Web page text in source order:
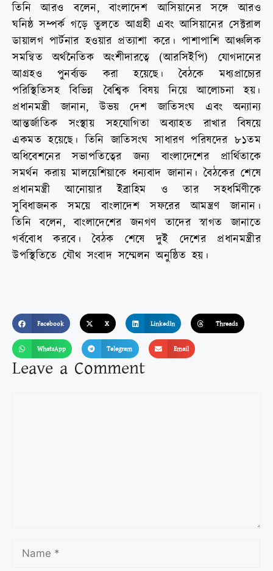
তিনি আরও বলেন, বাংলাদেশ আসিয়ানের সঙ্গে আরও
ঘনিষ্ঠ সম্পর্ক গড়ে তুলতে আগ্রহী এবং আসিয়ানের সেক্টরাল
ডায়ালগ পার্টনার হওয়ার প্রত্যাশা করে। পাশাপাশি আঞ্চলিক
সমন্বিত অর্থনৈতিক অংশীদারত্বে (আরসিইপি) যোগদানের
আগ্রহও পুনর্ব্যক্ত করা হয়েছে। বৈঠকে মধ্যপ্রাচ্যের
পরিস্থিতিসহ বিভিন্ন বৈশ্বিক বিষয় নিয়ে আলোচনা হয়।
প্রধানমন্ত্রী জানান, উভয় দেশ জাতিসংঘ এবং অন্যান্য
আন্তর্জাতিক সংস্থায় সহযোগিতা অব্যাহত রাখার বিষয়ে
একমত হয়েছে। তিনি জাতিসংঘ সাধারণ পরিষদের ৮১তম
অধিবেশনের সভাপতিত্বের জন্য বাংলাদেশের প্রার্থিতাকে
সমর্থন করায় মালয়েশিয়াকে ধন্যবাদ জানান। বৈঠকের শেষে
প্রধানমন্ত্রী আনোয়ার ইব্রাহিম ও তার সহধর্মিণীকে
সুবিধাজনক সময়ে বাংলাদেশ সফরের আমন্ত্রণ জানান।
তিনি বলেন, বাংলাদেশের জনগণ তাদের স্বাগত জানাতে
গর্ববোধ করবে। বৈঠক শেষে দুই দেশের প্রধানমন্ত্রীর
উপস্থিতিতে যৌথ সংবাদ সম্মেলন অনুষ্ঠিত হয়।
Facebook X LinkedIn Threads
WhatsApp Telegram Email
Leave a Comment